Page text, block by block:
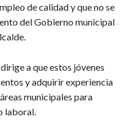
de calidad y que no se
del Gobierno municipal
a que estos jóvenes
y adquirir experiencia
municipales para
laboral.